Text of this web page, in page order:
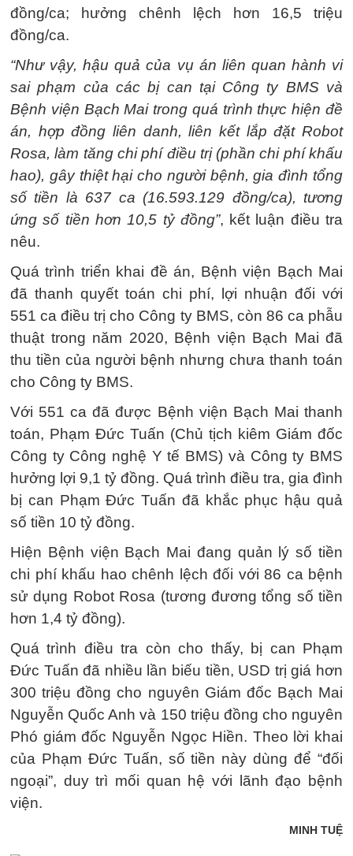
đồng/ca; hưởng chênh lệch hơn 16,5 triệu
đồng/ca.
“Như vậy, hậu quả của vụ án liên quan hành vi
sai phạm của các bị can tại Công ty BMS và
Bệnh viện Bạch Mai trong quá trình thực hiện đề
án, hợp đồng liên danh, liên kết lắp đặt Robot
Rosa, làm tăng chi phí điều trị (phần chi phí khấu
hao), gây thiệt hại cho người bệnh, gia đình tổng
số tiền là 637 ca (16.593.129 đồng/ca), tương
ứng số tiền hơn 10,5 tỷ đồng”, kết luận điều tra
nêu.
Quá trình triển khai đề án, Bệnh viện Bạch Mai
đã thanh quyết toán chi phí, lợi nhuận đối với
551 ca điều trị cho Công ty BMS, còn 86 ca phẫu
thuật trong năm 2020, Bệnh viện Bạch Mai đã
thu tiền của người bệnh nhưng chưa thanh toán
cho Công ty BMS.
Với 551 ca đã được Bệnh viện Bạch Mai thanh
toán, Phạm Đức Tuấn (Chủ tịch kiêm Giám đốc
Công ty Công nghệ Y tế BMS) và Công ty BMS
hưởng lợi 9,1 tỷ đồng. Quá trình điều tra, gia đình
bị can Phạm Đức Tuấn đã khắc phục hậu quả
số tiền 10 tỷ đồng.
Hiện Bệnh viện Bạch Mai đang quản lý số tiền
chi phí khấu hao chênh lệch đối với 86 ca bệnh
sử dụng Robot Rosa (tương đương tổng số tiền
hơn 1,4 tỷ đồng).
Quá trình điều tra còn cho thấy, bị can Phạm
Đức Tuấn đã nhiều lần biếu tiền, USD trị giá hơn
300 triệu đồng cho nguyên Giám đốc Bạch Mai
Nguyễn Quốc Anh và 150 triệu đồng cho nguyên
Phó giám đốc Nguyễn Ngọc Hiền. Theo lời khai
của Phạm Đức Tuấn, số tiền này dùng để “đối
ngoại”, duy trì mối quan hệ với lãnh đạo bệnh
viện.
MINH TUỆ